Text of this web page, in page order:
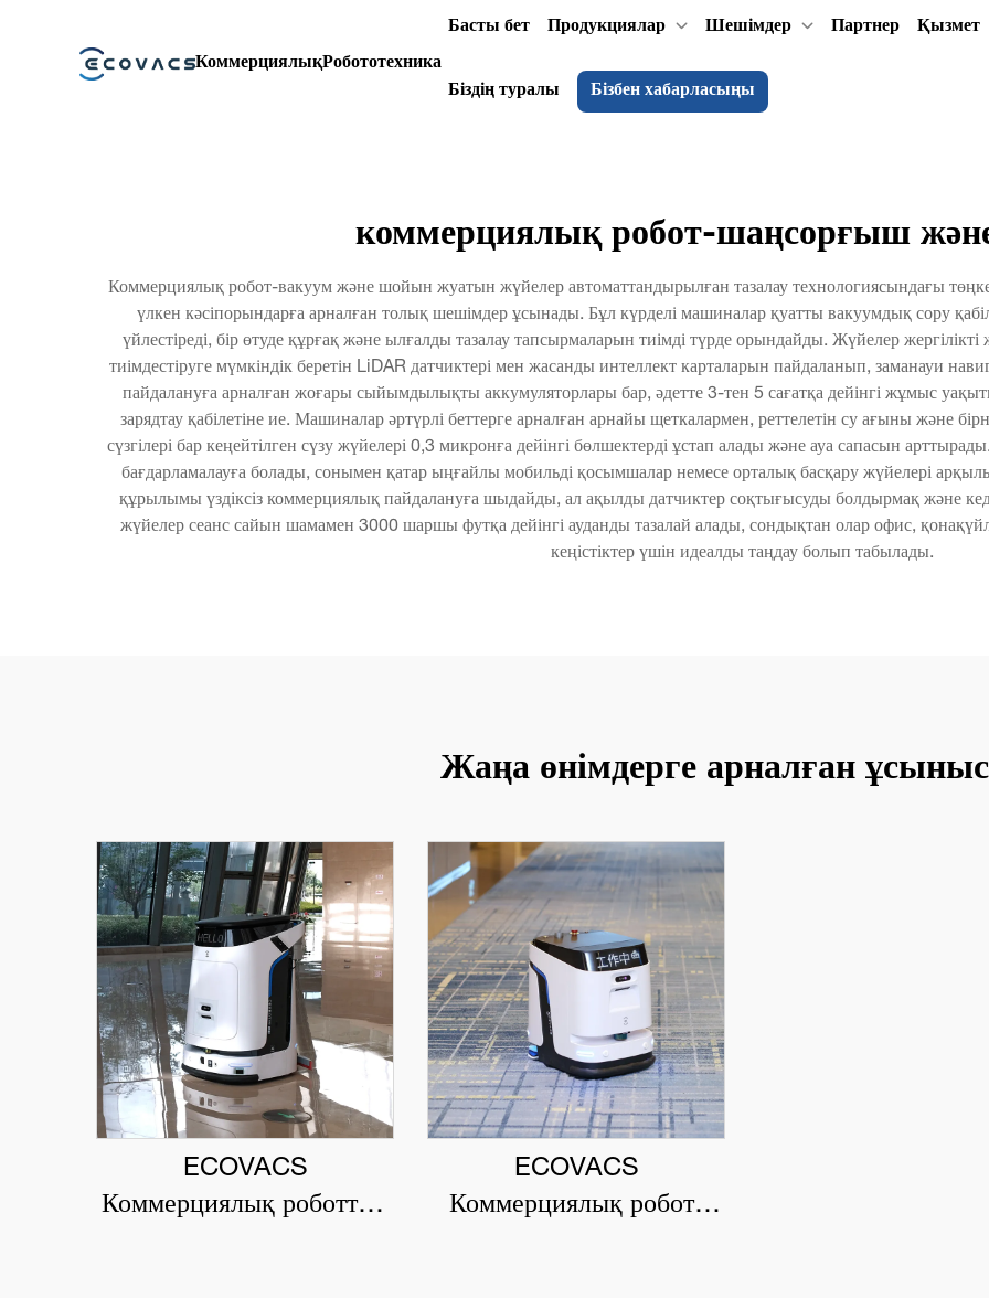
КоммерциялықРобототехника
Басты бет Продукциялар Шешімдер Партнер Қызмет
Біздің туралы Бізбен хабарласыңы
коммерциялық робот-шаңсорғыш
Коммерциялық робот-вакуум және шойын жуатын жүйелер автоматтандырылған тазалау технологиясындағы
үлкен кәсіпорындарға арналған толық шешімдер ұсынады. Бұл күрделі машиналар қуатты вакуумдық сору
үйлестіреді, бір өтуде құрғақ және ылғалды тазалау тапсырмаларын тиімді түрде орындайды. Жүйелер
тиімдестіруге мүмкіндік беретін LiDAR датчиктері мен жасанды интеллект карталарын пайдаланып, заманауи
пайдалануға арналған жоғары сыйымдылықты аккумуляторлары бар, әдетте 3-тен 5 сағатқа дейінгі жұмыс
зарядтау қабілетіне ие. Машиналар әртүрлі беттерге арналған арнайы щеткалармен, реттелетін су ағыны және
сүзгілері бар кеңейтілген сүзу жүйелері 0,3 микронға дейінгі бөлшектерді ұстап алады және ауа сапасын
бағдарламалауға болады, сонымен қатар ыңғайлы мобильді қосымшалар немесе орталық басқару жүйелері
құрылымы үздіксіз коммерциялық пайдалануға шыдайды, ал ақылды датчиктер соқтығысуды болдырмақ және
жүйелер сеанс сайын шамамен 3000 шаршы футқа дейінгі ауданды тазалай алады, сондықтан олар офис,
кеңістіктер үшін идеалды таңдау болып табылады.
Жаңа өнімдерге арналған
ECOVACS
Коммерциялық роботтық
ECOVACS
Коммерциялық робот-